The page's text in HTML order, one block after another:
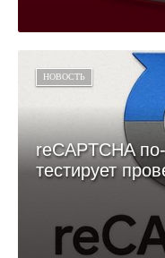
НОВОСТЬ
reCAPTCHA
тестирует